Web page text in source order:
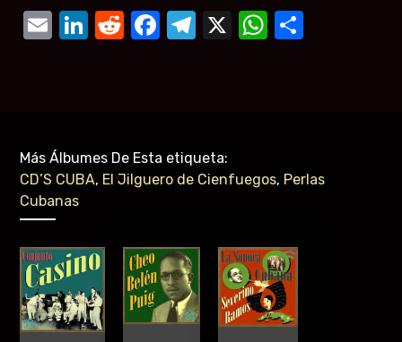
Email
LinkedIn
Reddit
Facebook
Telegram
X
Más Álbumes De Esta etiqueta:
CD’S CUBA, El Jilguero de Cienfuegos, Perlas
Cubanas